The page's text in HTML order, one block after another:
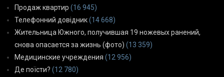
Продаж квартир (16 945)
Телефонний довідник(14 668)
Жительница Южного, получившая 19 ножевых ранений,
снова опасается за жизнь (фото) (13 359)
Медицинские учреждения (12 956)
Де поїсти? (12 780)